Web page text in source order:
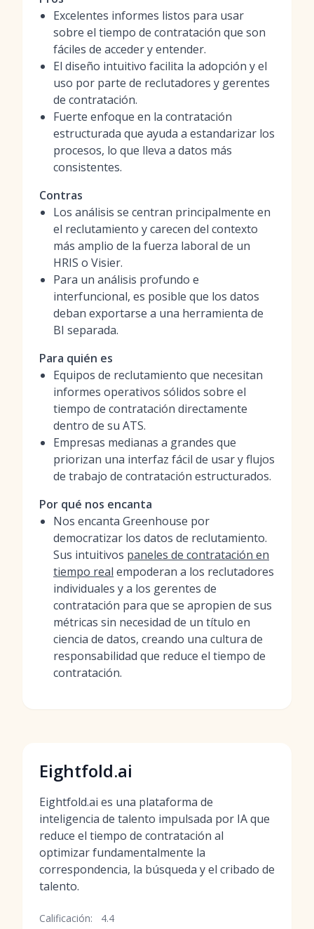
Excelentes informes listos para usar
sobre el tiempo de contratación que son
fáciles de acceder y entender.
El diseño intuitivo facilita la adopción y el
uso por parte de reclutadores y gerentes
de contratación.
Fuerte enfoque en la contratación
estructurada que ayuda a estandarizar los
procesos, lo que lleva a datos más
consistentes.
Contras
Los análisis se centran principalmente en
el reclutamiento y carecen del contexto
más amplio de la fuerza laboral de un
HRIS o Visier.
Para un análisis profundo e
interfuncional, es posible que los datos
deban exportarse a una herramienta de
BI separada.
Para quién es
Equipos de reclutamiento que necesitan
informes operativos sólidos sobre el
tiempo de contratación directamente
dentro de su ATS.
Empresas medianas a grandes que
priorizan una interfaz fácil de usar y flujos
de trabajo de contratación estructurados.
Por qué nos encanta
Nos encanta Greenhouse por
democratizar los datos de reclutamiento.
Sus intuitivos paneles de contratación en
tiempo real empoderan a los reclutadores
individuales y a los gerentes de
contratación para que se apropien de sus
métricas sin necesidad de un título en
ciencia de datos, creando una cultura de
responsabilidad que reduce el tiempo de
contratación.
Eightfold.ai
Eightfold.ai es una plataforma de
inteligencia de talento impulsada por IA que
reduce el tiempo de contratación al
optimizar fundamentalmente la
correspondencia, la búsqueda y el cribado de
talento.
Calificación: 4.4